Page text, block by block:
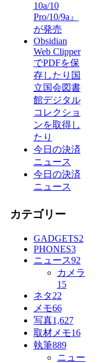
10a/10
Pro/10/9a』
が発売
Obsidian
Web Clipper
でPDFを保
存したり国
立国会図書
館デジタル
コレクショ
ンを取得し
たり
今日の決済
ニュース
今日の決済
ニュース
カテゴリー
GADGETS2
PHONES3
ニュース92
カメラ
15
ネタ22
メモ66
写真1,627
取材メモ16
執筆889
ニュー